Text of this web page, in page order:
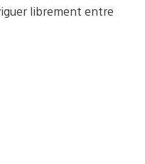
librement entre